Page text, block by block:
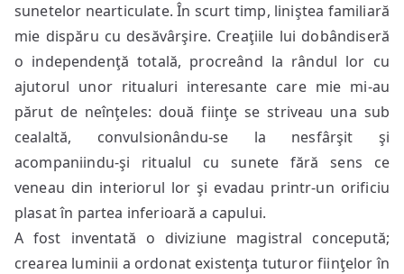
sunetelor nearticulate. În scurt timp, liniştea familiară
mie dispăru cu desăvârşire. Creaţiile lui dobândiseră
o independenţă totală, procreând la rândul lor cu
ajutorul unor ritualuri interesante care mie mi-au
părut de neînţeles: două fiinţe se striveau una sub
cealaltă, convulsionându-se la nesfârşit şi
acompaniindu-şi ritualul cu sunete fără sens ce
veneau din interiorul lor şi evadau printr-un orificiu
plasat în partea inferioară a capului.
A fost inventată o diviziune magistral concepută;
crearea luminii a ordonat existenţa tuturor fiinţelor în